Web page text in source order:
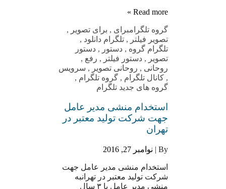
Read more »
گروه تلگرامبرای , برای تصویر ,
تصویر فیلتر , تلگرام دانلود ,
تلگرام گروه , دستور , دستور
تصویر , دستور فیلتر , رفع ,
روحانی , روحانی تصویر , سرویس
, کانال تلگرام , گروه تلگرام ,
گروه های جدید تلگرام
استخدام منشی مدیر عامل
جهت شرکت تولید معتبر در
تهران
By | نوامبر 27, 2016
استخدام منشی مدیر عامل جهت
شرکت تولید معتبر در تهرانبه
منشی مدیر عامل با ۳ سال